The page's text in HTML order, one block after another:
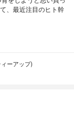
、最近注目のヒト幹
ーアップ)